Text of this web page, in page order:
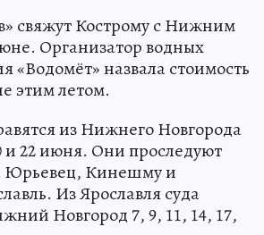
свяжут Кострому с Нижним
Организатор водных
«Водомёт» назвала стоимость
этим летом.
из Нижнего Новгорода
и 22 июня. Они проследуют
Юрьевец, Кинешму и
Из Ярославля суда
Новгород 7, 9, 11, 14, 17,